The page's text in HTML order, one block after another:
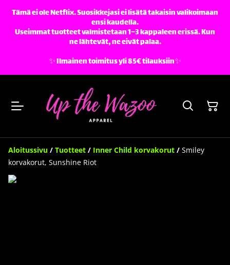
Tämä ei ole Netflix. Suosikkejasi ei lisätä takaisin valikoimaan
ensi kaudella.
Useimmat tuotteet valmistetaan 1–3 kappaleen erissä. Kun
ne lähtevät, ne eivät palaa.
✨️ Ilmainen toimitus yli 85€ tilauksiin✨️
Aloitussivu / Tuotteet / Inner Child korvakorut / Smiley
korvakorut, Sunshine Riot